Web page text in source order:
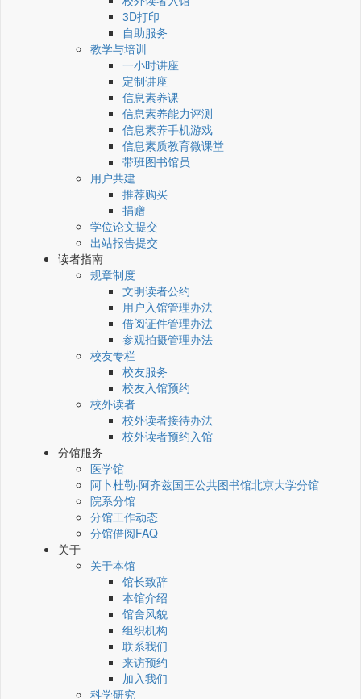
3D打印
自助服务
教学与培训
一小时讲座
定制讲座
信息素养课
信息素养能力评测
信息素养手机游戏
信息素质教育微课堂
带班图书馆员
用户共建
推荐购买
捐赠
学位论文提交
出站报告提交
读者指南
规章制度
文明读者公约
用户入馆管理办法
借阅证件管理办法
参观拍摄管理办法
校友专栏
校友服务
校友入馆预约
校外读者
校外读者接待办法
校外读者预约入馆
分馆服务
医学馆
阿卜杜勒·阿齐兹国王公共图书馆北京大学分馆
院系分馆
分馆工作动态
分馆借阅FAQ
关于
关于本馆
馆长致辞
本馆介绍
馆舍风貌
组织机构
联系我们
来访预约
加入我们
科学研究